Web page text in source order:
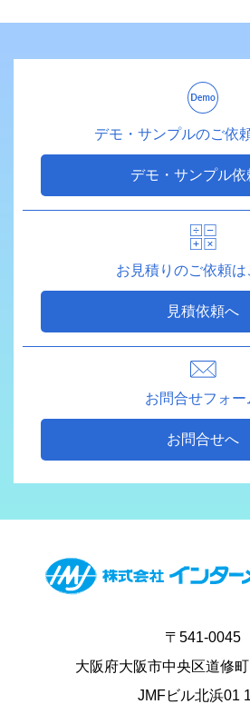
デモ・サンプルのご依
デモ・サンプル依
お見積りのご依頼は
見積依頼へ
お問合せフォー
お問合せへ
〒541-0045
大阪府大阪市中央区道修
JMFビル北浜01